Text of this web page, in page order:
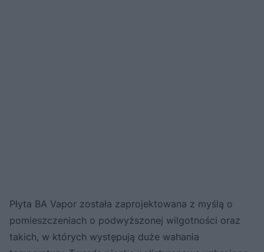
Płyta BA Vapor została zaprojektowana z myślą o
pomieszczeniach o podwyższonej wilgotności oraz
takich, w których występują duże wahania